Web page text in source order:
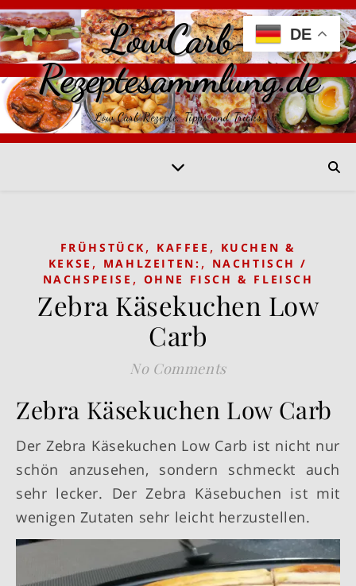
LowCarb-
Rezeptesammlung.de
Low Carb Rezepte, Tipps und Tricks
FRÜHSTÜCK , KAFFEE ,
KUCHEN &
KEKSE , MAHLZEITEN: ,
NACHTISCH /
NACHSPEISE , OHNE FISCH & FLEISCH
Zebra Käsekuchen Low
Carb
No Comments
Zebra Käsekuchen Low Carb
Der Zebra Käsekuchen Low Carb ist nicht nur
schön anzusehen, sondern schmeckt auch
sehr lecker. Der Zebra Käsebuchen ist mit
wenigen Zutaten sehr leicht herzustellen.
DE